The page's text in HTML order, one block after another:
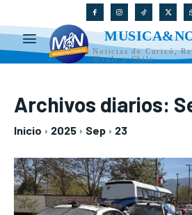
Noticias de Curicó,
Maule y Chile
Archivos diarios:
Inicio 2025 Sep 23